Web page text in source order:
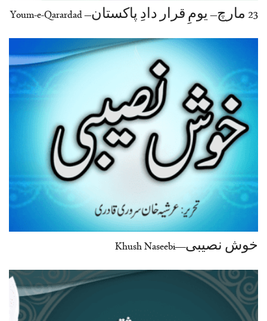
23 مارچ– یومِ قرار دادِ پاکستان– Youm-e-Qarardad
خوش نصیبی—Khush Naseebi